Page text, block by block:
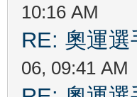
10:16 AM
RE: 奧運
06, 09:41 AM